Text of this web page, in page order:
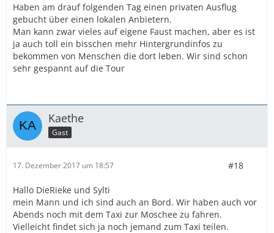
Haben am drauf folgenden Tag einen privaten Ausflug
gebucht über einen lokalen Anbietern.
Man kann zwar vieles auf eigene Faust machen, aber es ist
ja auch toll ein bisschen mehr Hintergrundinfos zu
bekommen von Menschen die dort leben. Wir sind schon
sehr gespannt auf die Tour
Kaethe
Gast
17. Dezember 2017 um 18:57 #18
Hallo DieRieke und Sylti
mein Mann und ich sind auch an Bord. Wir haben auch vor
Abends noch mit dem Taxi zur Moschee zu fahren.
Vielleicht findet sich ja noch jemand zum Taxi teilen.